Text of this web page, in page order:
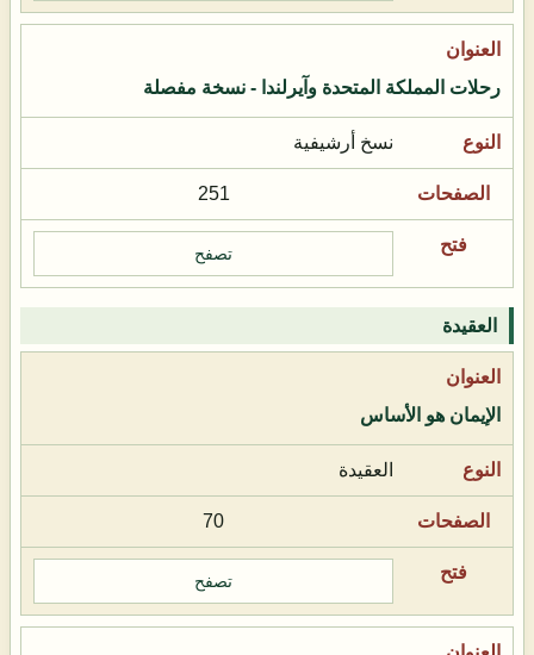
رحلات المملكة المتحدة وآيرلندا - نسخة مفصلة
نسخ أرشيفية
251
تصفح
العقيدة
الإيمان هو الأساس
العقيدة
70
تصفح